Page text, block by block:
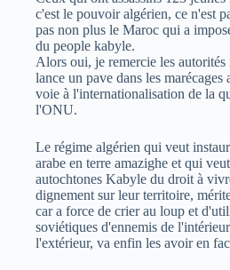
c'est le pouvoir algérien, ce n'est
pas non plus le Maroc qui a
du people kabyle.
Alors oui, je remercie les
lance un pave dans les marécages
voie à l'internationalisation de la
l'ONU.
Le régime algérien qui veut
arabe en terre amazighe et qui
autochtones Kabyle du droit à
dignement sur leur territoire,
car a force de crier au loup et
soviétiques d'ennemis de
l'extérieur, va enfin les avoir en